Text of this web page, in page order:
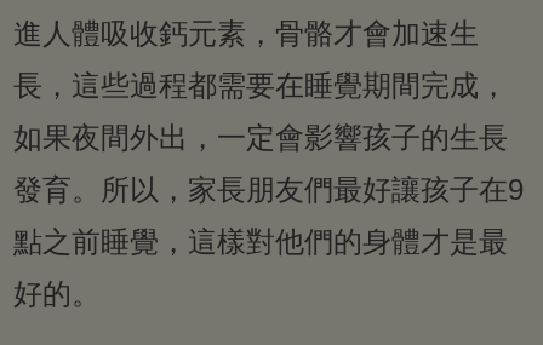
進人體吸收鈣元素，骨骼才會加速生
長，這些過程都需要在睡覺期間完成，
如果夜間外出，一定會影響孩子的生長
發育。所以，家長朋友們最好讓孩子在9
點之前睡覺，這樣對他們的身體才是最
好的。